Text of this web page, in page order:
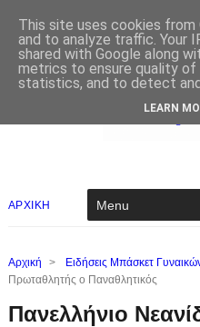
ΑΡΧΙΚΗ
Αρχική > Ειδήσεις Μπάσκετ
Πρωταθλητής ο Παναθλητικός
Πανελλήνιο
This site uses cookies
and to analyze traffic. Your
shared with Google along
metrics to ensure quality of
statistics, and to detect
LEARN